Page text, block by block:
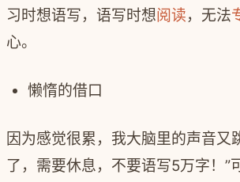
习时想语写，语写时想阅读，无法
心。
懒惰的借口
因为感觉很累，我大脑里的声音又
了，需要休息，不要语写5万字！”